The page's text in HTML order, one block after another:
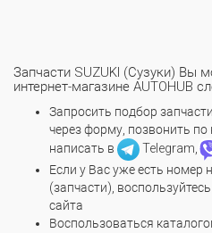
Запчасти SUZUKI (Сузуки) Вы
интернет-магазине AUTOHUB
Запросить подбор
через форму, позвонить по
написать в
Telegram,
Если у Вас уже есть номер
(запчасти),
сайта
Воспользоваться